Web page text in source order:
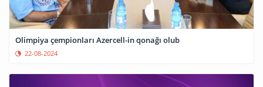
Olimpiya çempionları Azercell-in qonağı olub
22-08-2024